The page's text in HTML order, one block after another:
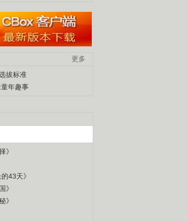
更多
拔标准
年趣事
》
43天》
》
》